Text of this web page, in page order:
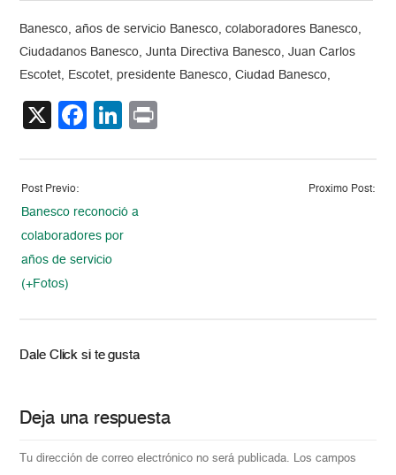
Banesco, años de servicio Banesco, colaboradores Banesco,
Ciudadanos Banesco, Junta Directiva Banesco, Juan Carlos
Escotet, Escotet, presidente Banesco, Ciudad Banesco,
X Facebook
LinkedIn
Post Previo:
Banesco reconoció a
colaboradores por
años de servicio
(+Fotos)
Proximo Post:
Dale Click si te gusta
Deja una respuesta
Tu dirección de correo electrónico no será publicada. Los campos